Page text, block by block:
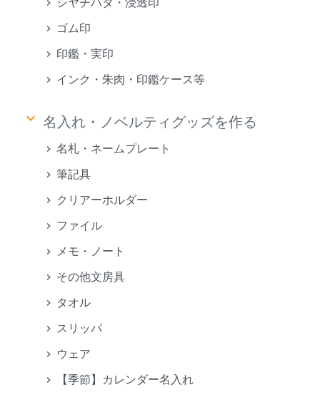
ゴム印
印鑑・実印
インク・朱肉・印鑑ケース等
keyboard_arrow_down 名入れ・ノベルティグッズを作る
名札・ネームプレート
筆記具
クリアーホルダー
ファイル
メモ・ノート
その他文房具
タオル
スリッパ
ウェア
【季節】カレンダー名入れ